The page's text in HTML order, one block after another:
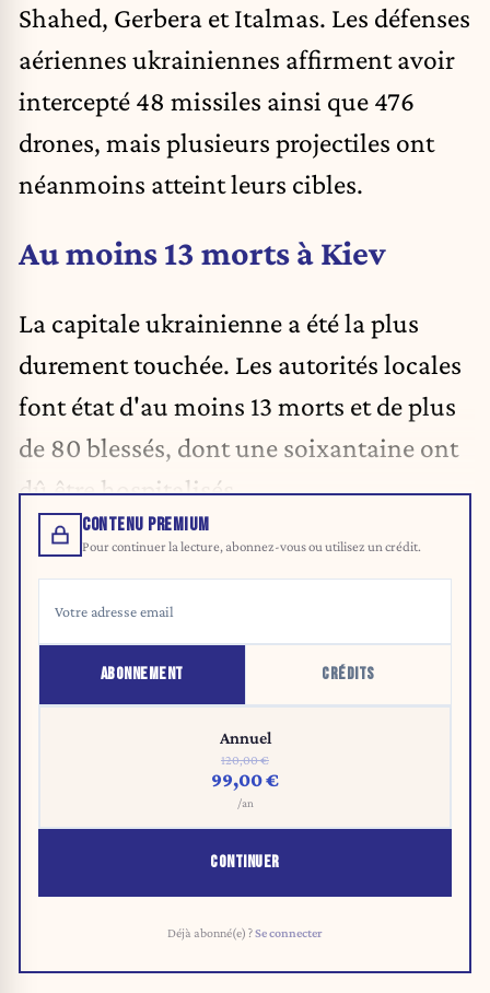
Shahed, Gerbera et Italmas. Les défenses
aériennes ukrainiennes affirment avoir
intercepté 48 missiles ainsi que 476
drones, mais plusieurs projectiles ont
néanmoins atteint leurs cibles.
Au moins 13 morts à Kiev
La capitale ukrainienne a été la plus
durement touchée. Les autorités locales
font état d'au moins 13 morts et de plus
de 80 blessés, dont une soixantaine ont
dû être hospitalisés.
CONTENU PREMIUM
Pour continuer la lecture, abonnez-vous ou utilisez un crédit.
ABONNEMENT CRÉDITS
Annuel
120,00 €
99,00 €
/an
CONTINUER
Déjà abonné(e) ?Se connecter